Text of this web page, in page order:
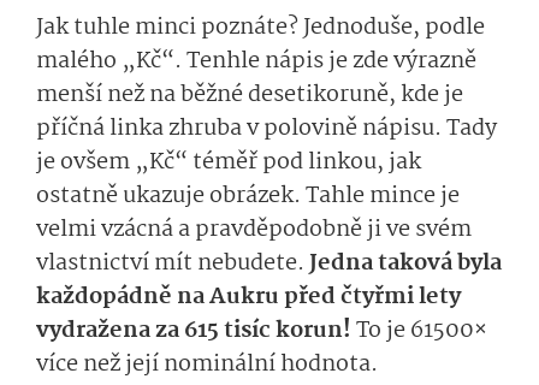
Jak tuhle minci poznáte? Jednoduše, podle
malého „Kč“. Tenhle nápis je zde výrazně
menší než na běžné desetikoruně, kde je
příčná linka zhruba v polovině nápisu. Tady
je ovšem „Kč“ téměř pod linkou, jak
ostatně ukazuje obrázek. Tahle mince je
velmi vzácná a pravděpodobně ji ve svém
vlastnictví mít nebudete.Jedna taková byla
každopádně na Aukru před čtyřmi lety
vydražena za 615 tisíc korun! To je 61500×
více než její nominální hodnota.